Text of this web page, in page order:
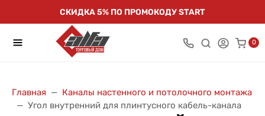
СКИДКА 5% ПО ПРОМОКОДУ START
0
Главная
Каналы настенного и потолочного монтажа
Угол внутренний для плинтусного кабель-канала